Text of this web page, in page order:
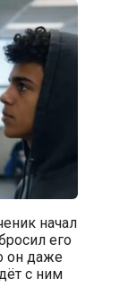
начал
его
он даже
с ним